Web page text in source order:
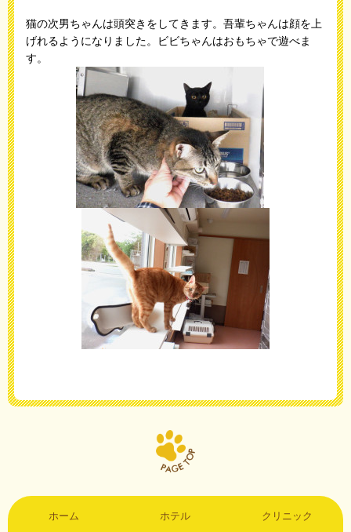
猫の次男ちゃんは頭突きをしてきます。吾輩ちゃんは顔を上
げれるようになりました。ビビちゃんはおもちゃで遊べま
す。
ホーム ホテル クリニック